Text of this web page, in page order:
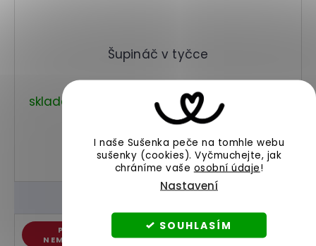
I naše Sušenka peče na tomhle webu
sušenky (cookies).Vyčmuchejte, jak
chráníme vaše osobní údaje!
Nastavení
SOUHLASÍM
Šupináč v tyčce
skladem
DETAIL
PRO
NEMOCNÉ